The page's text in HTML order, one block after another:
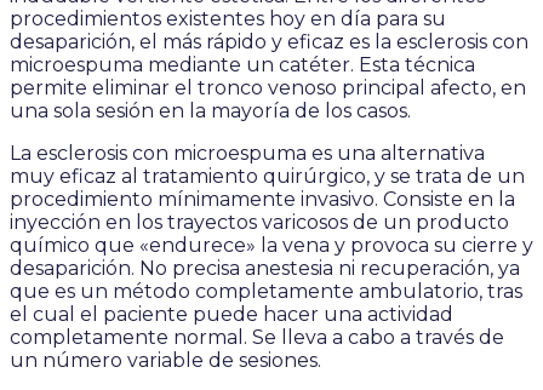
procedimientos existentes hoy en día para su
desaparición, el más rápido y eficaz es la esclerosis con
microespuma mediante un catéter. Esta técnica
permite eliminar el tronco venoso principal afecto, en
una sola sesión en la mayoría de los casos.
La esclerosis con microespuma es una alternativa
muy eficaz al tratamiento quirúrgico, y se trata de un
procedimiento mínimamente invasivo. Consiste en la
inyección en los trayectos varicosos de un producto
químico que «endurece» la vena y provoca su cierre y
desaparición. No precisa anestesia ni recuperación, ya
que es un método completamente ambulatorio, tras
el cual el paciente puede hacer una actividad
completamente normal. Se lleva a cabo a través de
un número variable de sesiones.